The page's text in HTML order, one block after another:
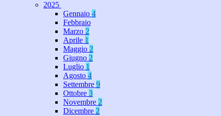
2025
Gennaio 4
Febbraio
Marzo 2
Aprile 1
Maggio 2
Giugno 2
Luglio 1
Agosto 4
Settembre 9
Ottobre 3
Novembre 2
Dicembre 2